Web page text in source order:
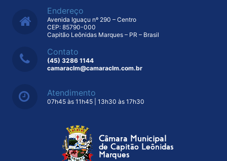
Endereço
Avenida Iguaçu nº 290 – Centro
CEP: 85790-000
Capitão Leônidas Marques – PR – Brasil
Contato
(45) 3286 1144
camaraclm@camaraclm.com.br
Atendimento
07h45 às 11h45 | 13h30 às 17h30